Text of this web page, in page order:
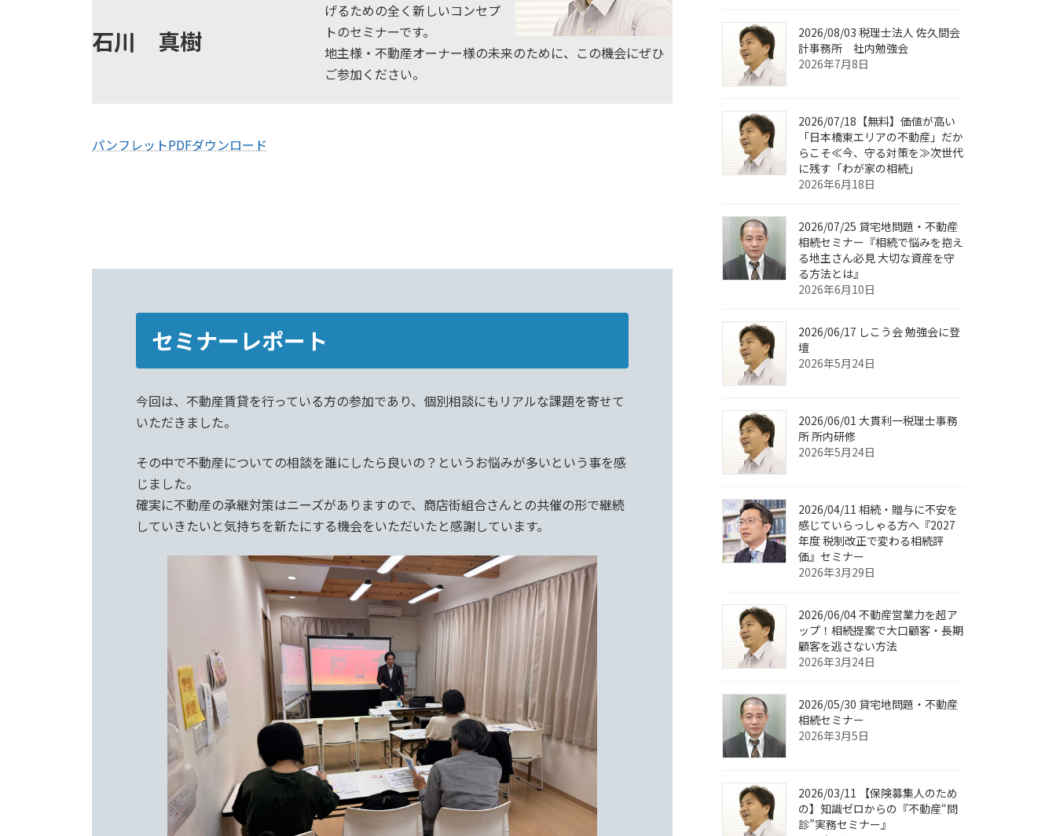
石川 真樹
げるための全く新しいコンセプ
トのセミナーです。
地主様・不動産オーナー様の未来のために、この機会にぜひ
ご参加ください。
パンフレットPDFダウンロード
セミナーレポート
今回は、不動産賃貸を行っている方の参加であり、個別相談にもリアルな課題を寄せて
いただきました。
その中で不動産についての相談を誰にしたら良いの？というお悩みが多いという事を感
じました。
確実に不動産の承継対策はニーズがありますので、商店街組合さんとの共催の形で継続
していきたいと気持ちを新たにする機会をいただいたと感謝しています。
2026/08/03 税理士法人 佐久間会
計事務所 社内勉強会
2026年7月8日
2026/07/18【無料】価値が高い
「日本橋東エリアの不動産」だか
らこそ≪今、守る対策を≫次世代
に残す「わが家の相続」
2026年6月18日
2026/07/25 貸宅地問題・不動産
相続セミナー『相続で悩みを抱え
る地主さん必見 大切な資産を守
る方法とは』
2026年6月10日
2026/06/17 しこう会 勉強会に登
壇
2026年5月24日
2026/06/01 大貫利一税理士事務
所 所内研修
2026年5月24日
2026/04/11 相続・贈与に不安を
感じていらっしゃる方へ『2027
年度 税制改正で変わる相続評
価』セミナー
2026年3月29日
2026/06/04 不動産営業力を超ア
ップ！相続提案で大口顧客・長期
顧客を逃さない方法
2026年3月24日
2026/05/30 貸宅地問題・不動産
相続セミナー
2026年3月5日
2026/03/11 【保険募集人のため
の】知識ゼロからの『不動産“問
診”実務セミナー』